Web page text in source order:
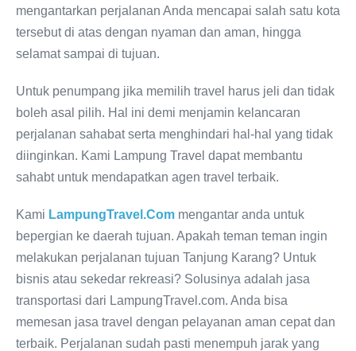
mengantarkan perjalanan Anda mencapai salah satu kota
tersebut di atas dengan nyaman dan aman, hingga
selamat sampai di tujuan.
Untuk penumpang jika memilih travel harus jeli dan tidak
boleh asal pilih. Hal ini demi menjamin kelancaran
perjalanan sahabat serta menghindari hal-hal yang tidak
diinginkan. Kami Lampung Travel dapat membantu
sahabt untuk mendapatkan agen travel terbaik.
Kami LampungTravel.Com mengantar anda untuk
bepergian ke daerah tujuan. Apakah teman teman ingin
melakukan perjalanan tujuan Tanjung Karang? Untuk
bisnis atau sekedar rekreasi? Solusinya adalah jasa
transportasi dari LampungTravel.com. Anda bisa
memesan jasa travel dengan pelayanan aman cepat dan
terbaik. Perjalanan sudah pasti menempuh jarak yang